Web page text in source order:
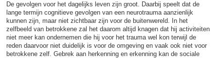
De gevolgen voor het dagelijks leven zijn groot. Daarbij speelt dat de
lange termijn cognitieve gevolgen van een neurotrauma aanzienlijk
kunnen zijn, maar niet zichtbaar zijn voor de buitenwereld. In het
zelfbeeld van betrokkene zal het daarom altijd knagen dat hij activiteiten
niet meer kan ondernemen die hij voor het trauma wel kon terwijl de
reden daarvoor niet duidelijk is voor de omgeving en vaak ook niet voor
betrokkene zelf. Gebrek aan herkenning en erkenning kan de sociale